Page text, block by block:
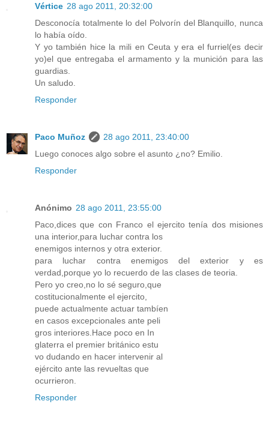
Vértice 28 ago 2011, 20:32:00
Desconocía totalmente lo del Polvorín del Blanquillo, nunca
lo había oído.
Y yo también hice la mili en Ceuta y era el furriel(es decir
yo)el que entregaba el armamento y la munición para las
guardias.
Un saludo.
Responder
Paco Muñoz
28 ago 2011, 23:40:00
Luego conoces algo sobre el asunto ¿no? Emilio.
Responder
Anónimo 28 ago 2011, 23:55:00
Paco,dices que con Franco el ejercito tenía dos misiones
una interior,para luchar contra los
enemigos internos y otra exterior.
para luchar contra enemigos del exterior y es
verdad,porque yo lo recuerdo de las clases de teoria.
Pero yo creo,no lo sé seguro,que
costitucionalmente el ejercito,
puede actualmente actuar tambíen
en casos excepcionales ante peli
gros interiores.Hace poco en In
glaterra el premier británico estu
vo dudando en hacer intervenir al
ejército ante las revueltas que
ocurrieron.
Responder